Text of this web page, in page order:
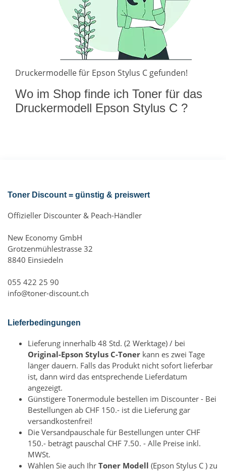
Druckermodelle für Epson Stylus C gefunden!
Wo im Shop finde ich Toner für das
Druckermodell Epson Stylus C ?
Toner Discount = günstig & preiswert
Offizieller Discounter & Peach-Händler
New Economy GmbH
Grotzenmühlestrasse 32
8840 Einsiedeln
055 422 25 90
info@toner-discount.ch
Lieferbedingungen
Lieferung innerhalb 48 Std. (2 Werktage) / bei
Original-Epson Stylus C-Toner kann es zwei Tage
länger dauern. Falls das Produkt nicht sofort lieferbar
ist, dann wird das entsprechende Lieferdatum
angezeigt.
Günstigere Tonermodule bestellen im Discounter - Bei
Bestellungen ab CHF 150.- ist die Lieferung gar
versandkostenfrei!
Die Versandpauschale für Bestellungen unter CHF
150.- beträgt pauschal CHF 7.50. - Alle Preise inkl.
MWSt.
Wählen Sie auch Ihr Toner Modell (Epson Stylus C ) zu